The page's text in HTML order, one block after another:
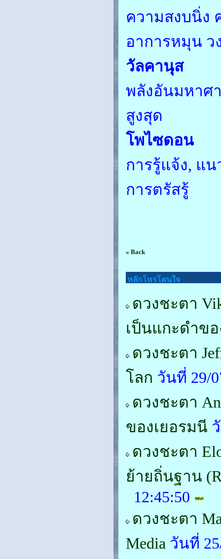
ความสงบนิ่ง
อาการหมุน ว
วัลคานุส
พลังอันมหาศ
สูงสุด
โพไซดอน
การรู้แจ้ง, แ
การตรัสรู้
« Back
หลักโหรโดนใจ
ดวงชะตา
เป็นแกะดำขอ
ดวงชะตา
โลก วันที่ 29/
ดวงชะตา
ของเยอรมนี
ดวงชะตา
ย้ายถิ่นฐาน
12:45:50
ดวงชะตา
Media วันที่